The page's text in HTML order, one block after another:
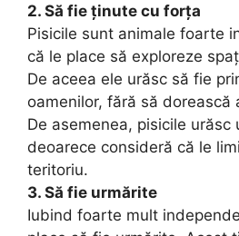
2. Să fie ținute cu forța
Pisicile sunt animale foarte
că le place să exploreze
De aceea ele urăsc să fie
oamenilor, fără să dorească
De asemenea, pisicile urăsc
deoarece consideră că le
teritoriu.
3. Să fie urmărite
Iubind foarte mult